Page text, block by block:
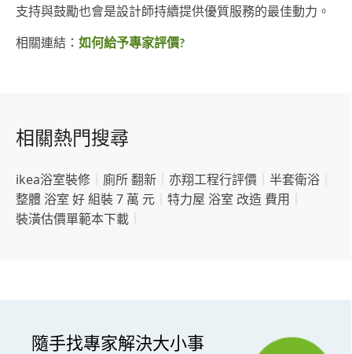
支持與鼓勵也會是設計師持續提供優質服務的最佳動力。
相關連結： 如何給予專家評價?
相關熱門搜尋
ikea浴室裝修 廁所 翻新 亦翔工程行評價 半套衛浴
整體 浴室 好 組裝 7 萬 元
特力屋 浴室 改造 費用
裝潢估價單範本下載
隨手找專家解決大小事